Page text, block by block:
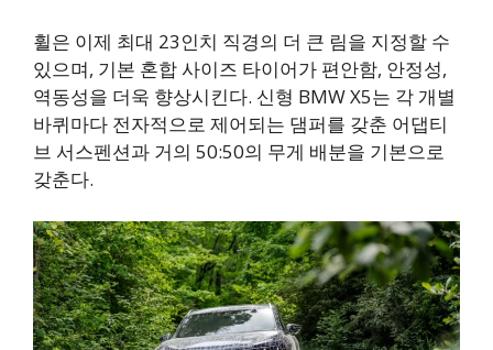
휠은 이제 최대 23인치 직경의 더 큰 림을 지정할 수
있으며, 기본 혼합 사이즈 타이어가 편안함, 안정성,
역동성을 더욱 향상시킨다. 신형 BMW X5는 각 개별
바퀴마다 전자적으로 제어되는 댐퍼를 갖춘 어댑티
브 서스펜션과 거의 50:50의 무게 배분을 기본으로
갖춘다.